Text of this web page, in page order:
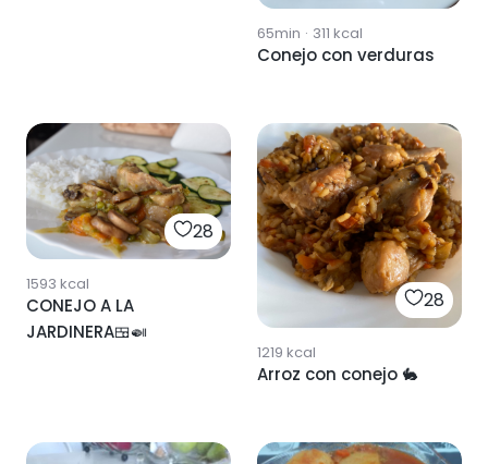
65min · 311 kcal
Conejo con verduras
28
1593 kcal
CONEJO A LA
JARDINERA🍱🍛
28
1219 kcal
Arroz con conejo 🐇